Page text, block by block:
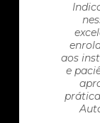
aos
e